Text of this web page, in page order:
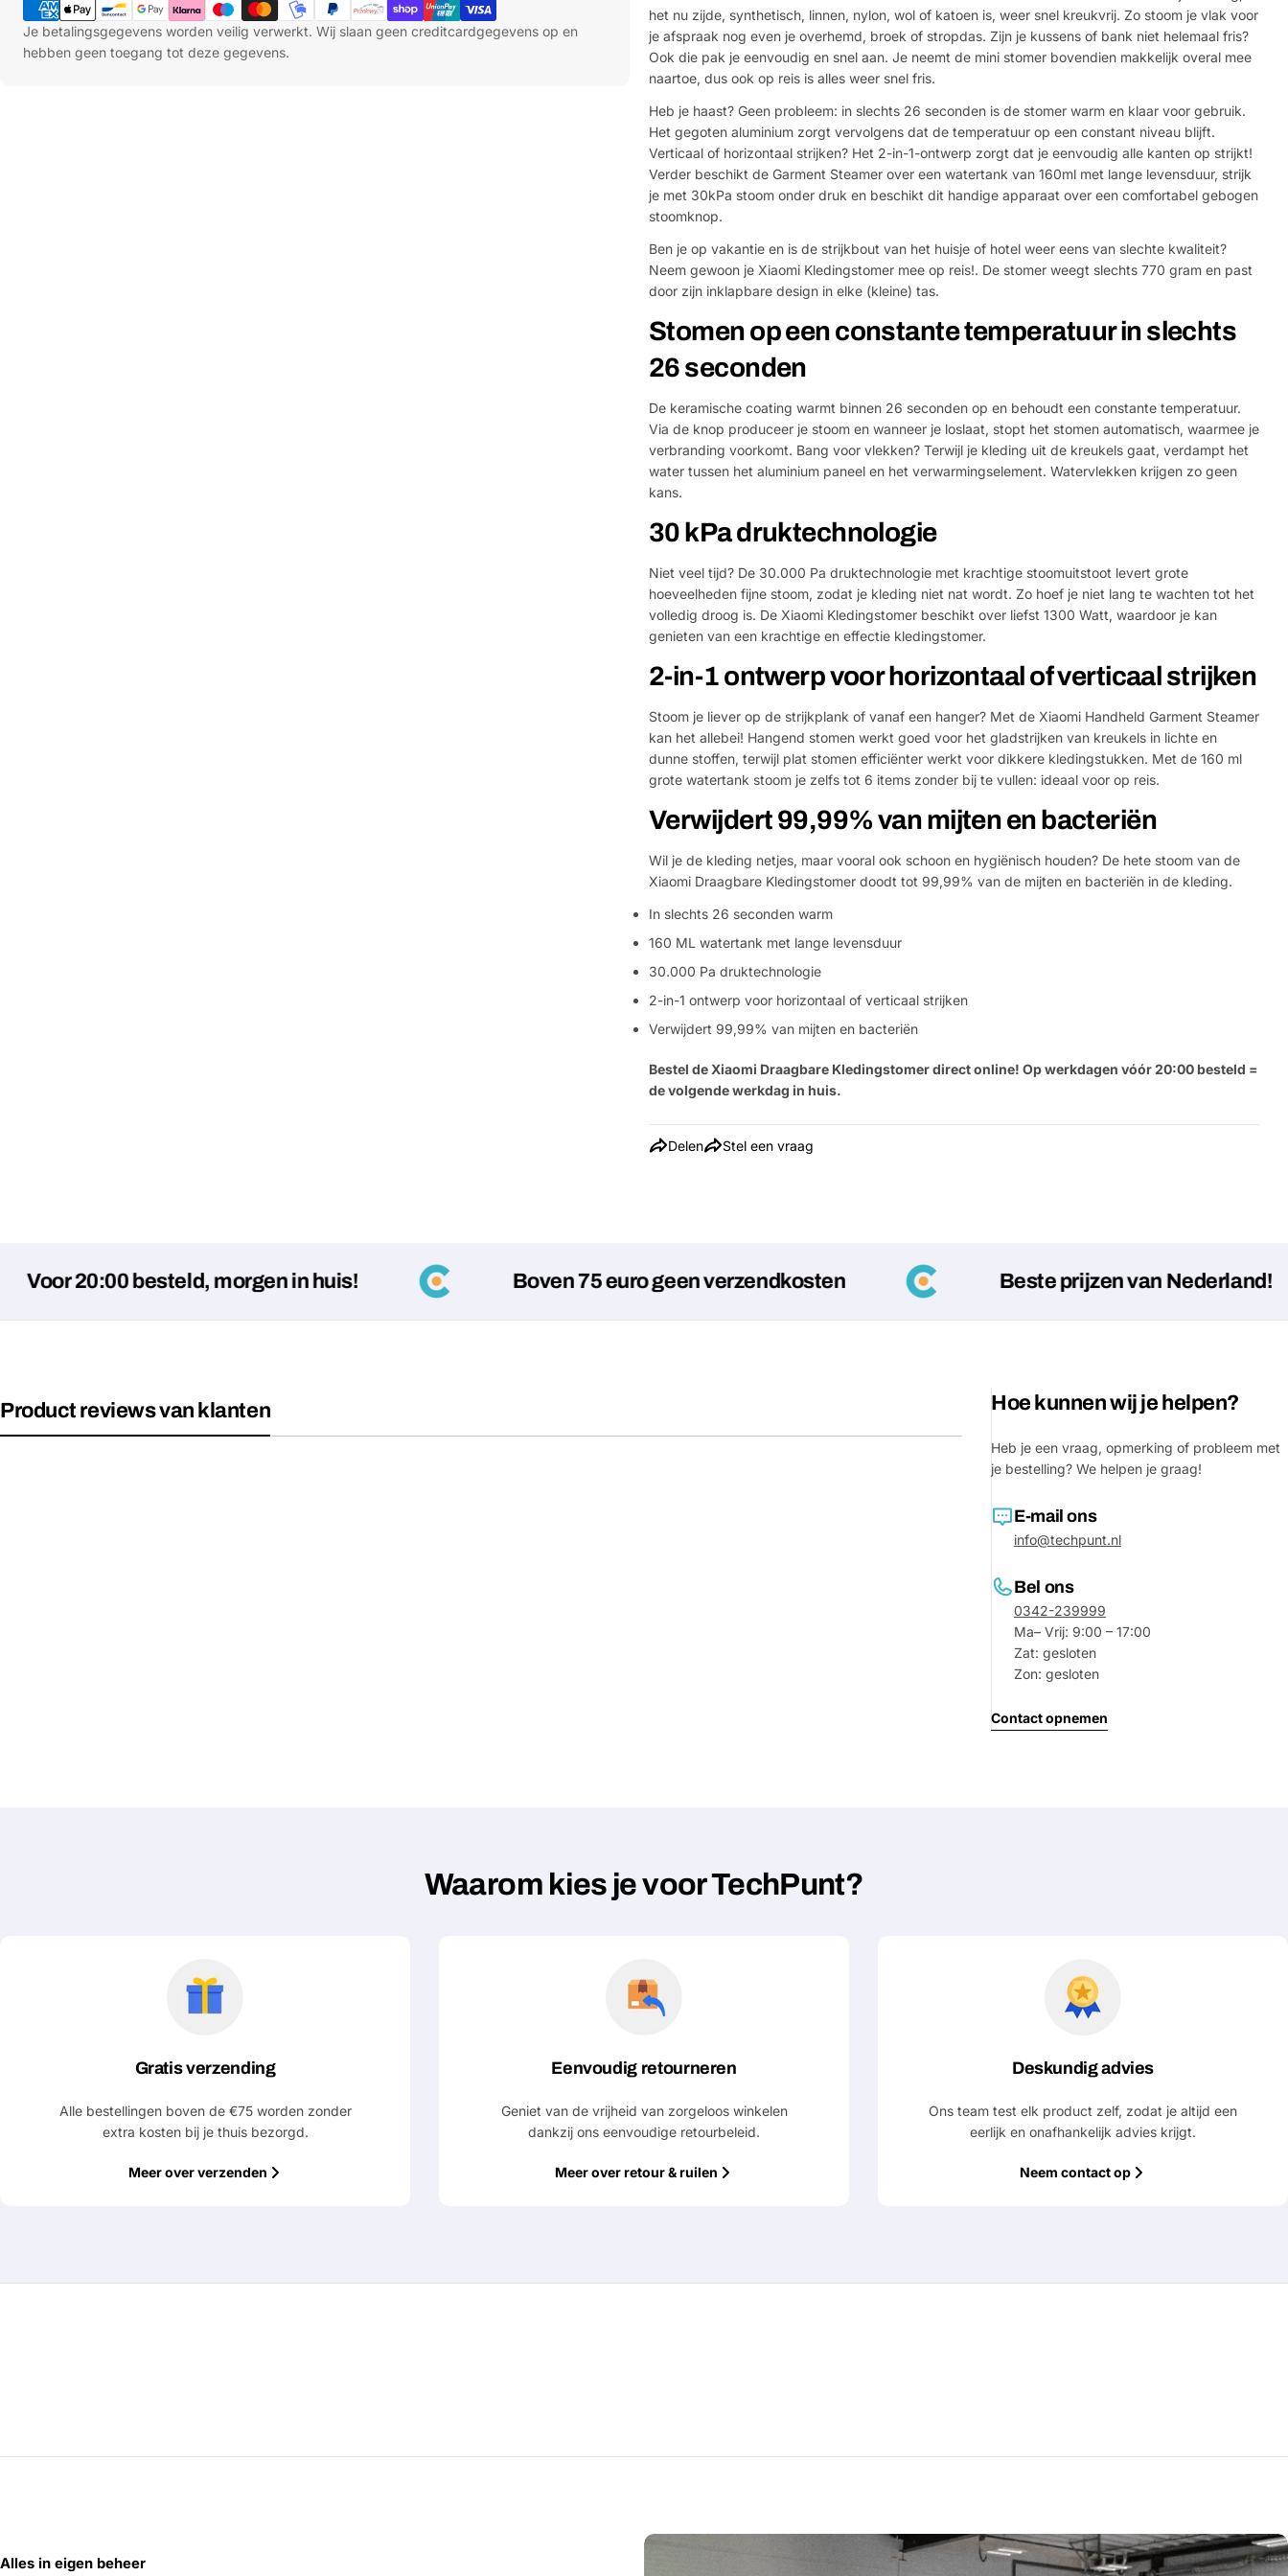
Je betalingsgegevens worden veilig verwerkt. Wij slaan geen creditcardgegevens op en
hebben geen toegang tot deze gegevens.
het nu zijde, synthetisch, linnen, nylon, wol of katoen is, weer snel kreukvrij. Zo stoom je vlak voor
je afspraak nog even je overhemd, broek of stropdas. Zijn je kussens of bank niet helemaal fris?
Ook die pak je eenvoudig en snel aan. Je neemt de mini stomer bovendien makkelijk overal mee
naartoe, dus ook op reis is alles weer snel fris.
Heb je haast? Geen probleem: in slechts 26 seconden is de stomer warm en klaar voor gebruik.
Het gegoten aluminium zorgt vervolgens dat de temperatuur op een constant niveau blijft.
Verticaal of horizontaal strijken? Het 2-in-1-ontwerp zorgt dat je eenvoudig alle kanten op strijkt!
Verder beschikt de Garment Steamer over een watertank van 160ml met lange levensduur, strijk
je met 30kPa stoom onder druk en beschikt dit handige apparaat over een comfortabel gebogen
stoomknop.
Ben je op vakantie en is de strijkbout van het huisje of hotel weer eens van slechte kwaliteit?
Neem gewoon je Xiaomi Kledingstomer mee op reis!. De stomer weegt slechts 770 gram en past
door zijn inklapbare design in elke (kleine) tas.
Stomen op een constante temperatuur in slechts
26 seconden
De keramische coating warmt binnen 26 seconden op en behoudt een constante temperatuur.
Via de knop produceer je stoom en wanneer je loslaat, stopt het stomen automatisch, waarmee je
verbranding voorkomt. Bang voor vlekken? Terwijl je kleding uit de kreukels gaat, verdampt het
water tussen het aluminium paneel en het verwarmingselement. Watervlekken krijgen zo geen
kans.
30 kPa druktechnologie
Niet veel tijd? De 30.000 Pa druktechnologie met krachtige stoomuitstoot levert grote
hoeveelheden fijne stoom, zodat je kleding niet nat wordt. Zo hoef je niet lang te wachten tot het
volledig droog is. De Xiaomi Kledingstomer beschikt over liefst 1300 Watt, waardoor je kan
genieten van een krachtige en effectie kledingstomer.
2-in-1 ontwerp voor horizontaal of verticaal strijken
Stoom je liever op de strijkplank of vanaf een hanger? Met de Xiaomi Handheld Garment Steamer
kan het allebei! Hangend stomen werkt goed voor het gladstrijken van kreukels in lichte en
dunne stoffen, terwijl plat stomen efficiënter werkt voor dikkere kledingstukken. Met de 160 ml
grote watertank stoom je zelfs tot 6 items zonder bij te vullen: ideaal voor op reis.
Verwijdert 99,99% van mijten en bacteriën
Wil je de kleding netjes, maar vooral ook schoon en hygiënisch houden? De hete stoom van de
Xiaomi Draagbare Kledingstomer doodt tot 99,99% van de mijten en bacteriën in de kleding.
In slechts 26 seconden warm
160 ML watertank met lange levensduur
30.000 Pa druktechnologie
2-in-1 ontwerp voor horizontaal of verticaal strijken
Verwijdert 99,99% van mijten en bacteriën
Bestel de Xiaomi Draagbare Kledingstomer direct online! Op werkdagen vóór 20:00 besteld =
de volgende werkdag in huis.
Delen Stel een vraag
telefoon
Velden gemarkeerd met * zijn
20:00 besteld, morgen in huis! Boven 75 euro geen verzendkosten Beste prijzen van Nederland!
Product reviews van klanten Hoe kunnen wij je helpen?
Heb je een vraag, opmerking of probleem met
je bestelling? We helpen je graag!
E-mail ons
info@techpunt.nl
Bel ons
0342-239999
Ma– Vrij: 9:00 – 17:00
Zat: gesloten
Zon: gesloten
Contact opnemen
Waarom kies je voor TechPunt?
Gratis verzending
Alle bestellingen boven de €75 worden zonder
extra kosten bij je thuis bezorgd.
Meer over verzenden
Eenvoudig retourneren
Geniet van de vrijheid van zorgeloos winkelen
dankzij ons eenvoudige retourbeleid.
Meer over retour & ruilen
Deskundig advies
Ons team test elk product zelf, zodat je altijd een
eerlijk en onafhankelijk advies krijgt.
Neem contact op
Alles in eigen beheer